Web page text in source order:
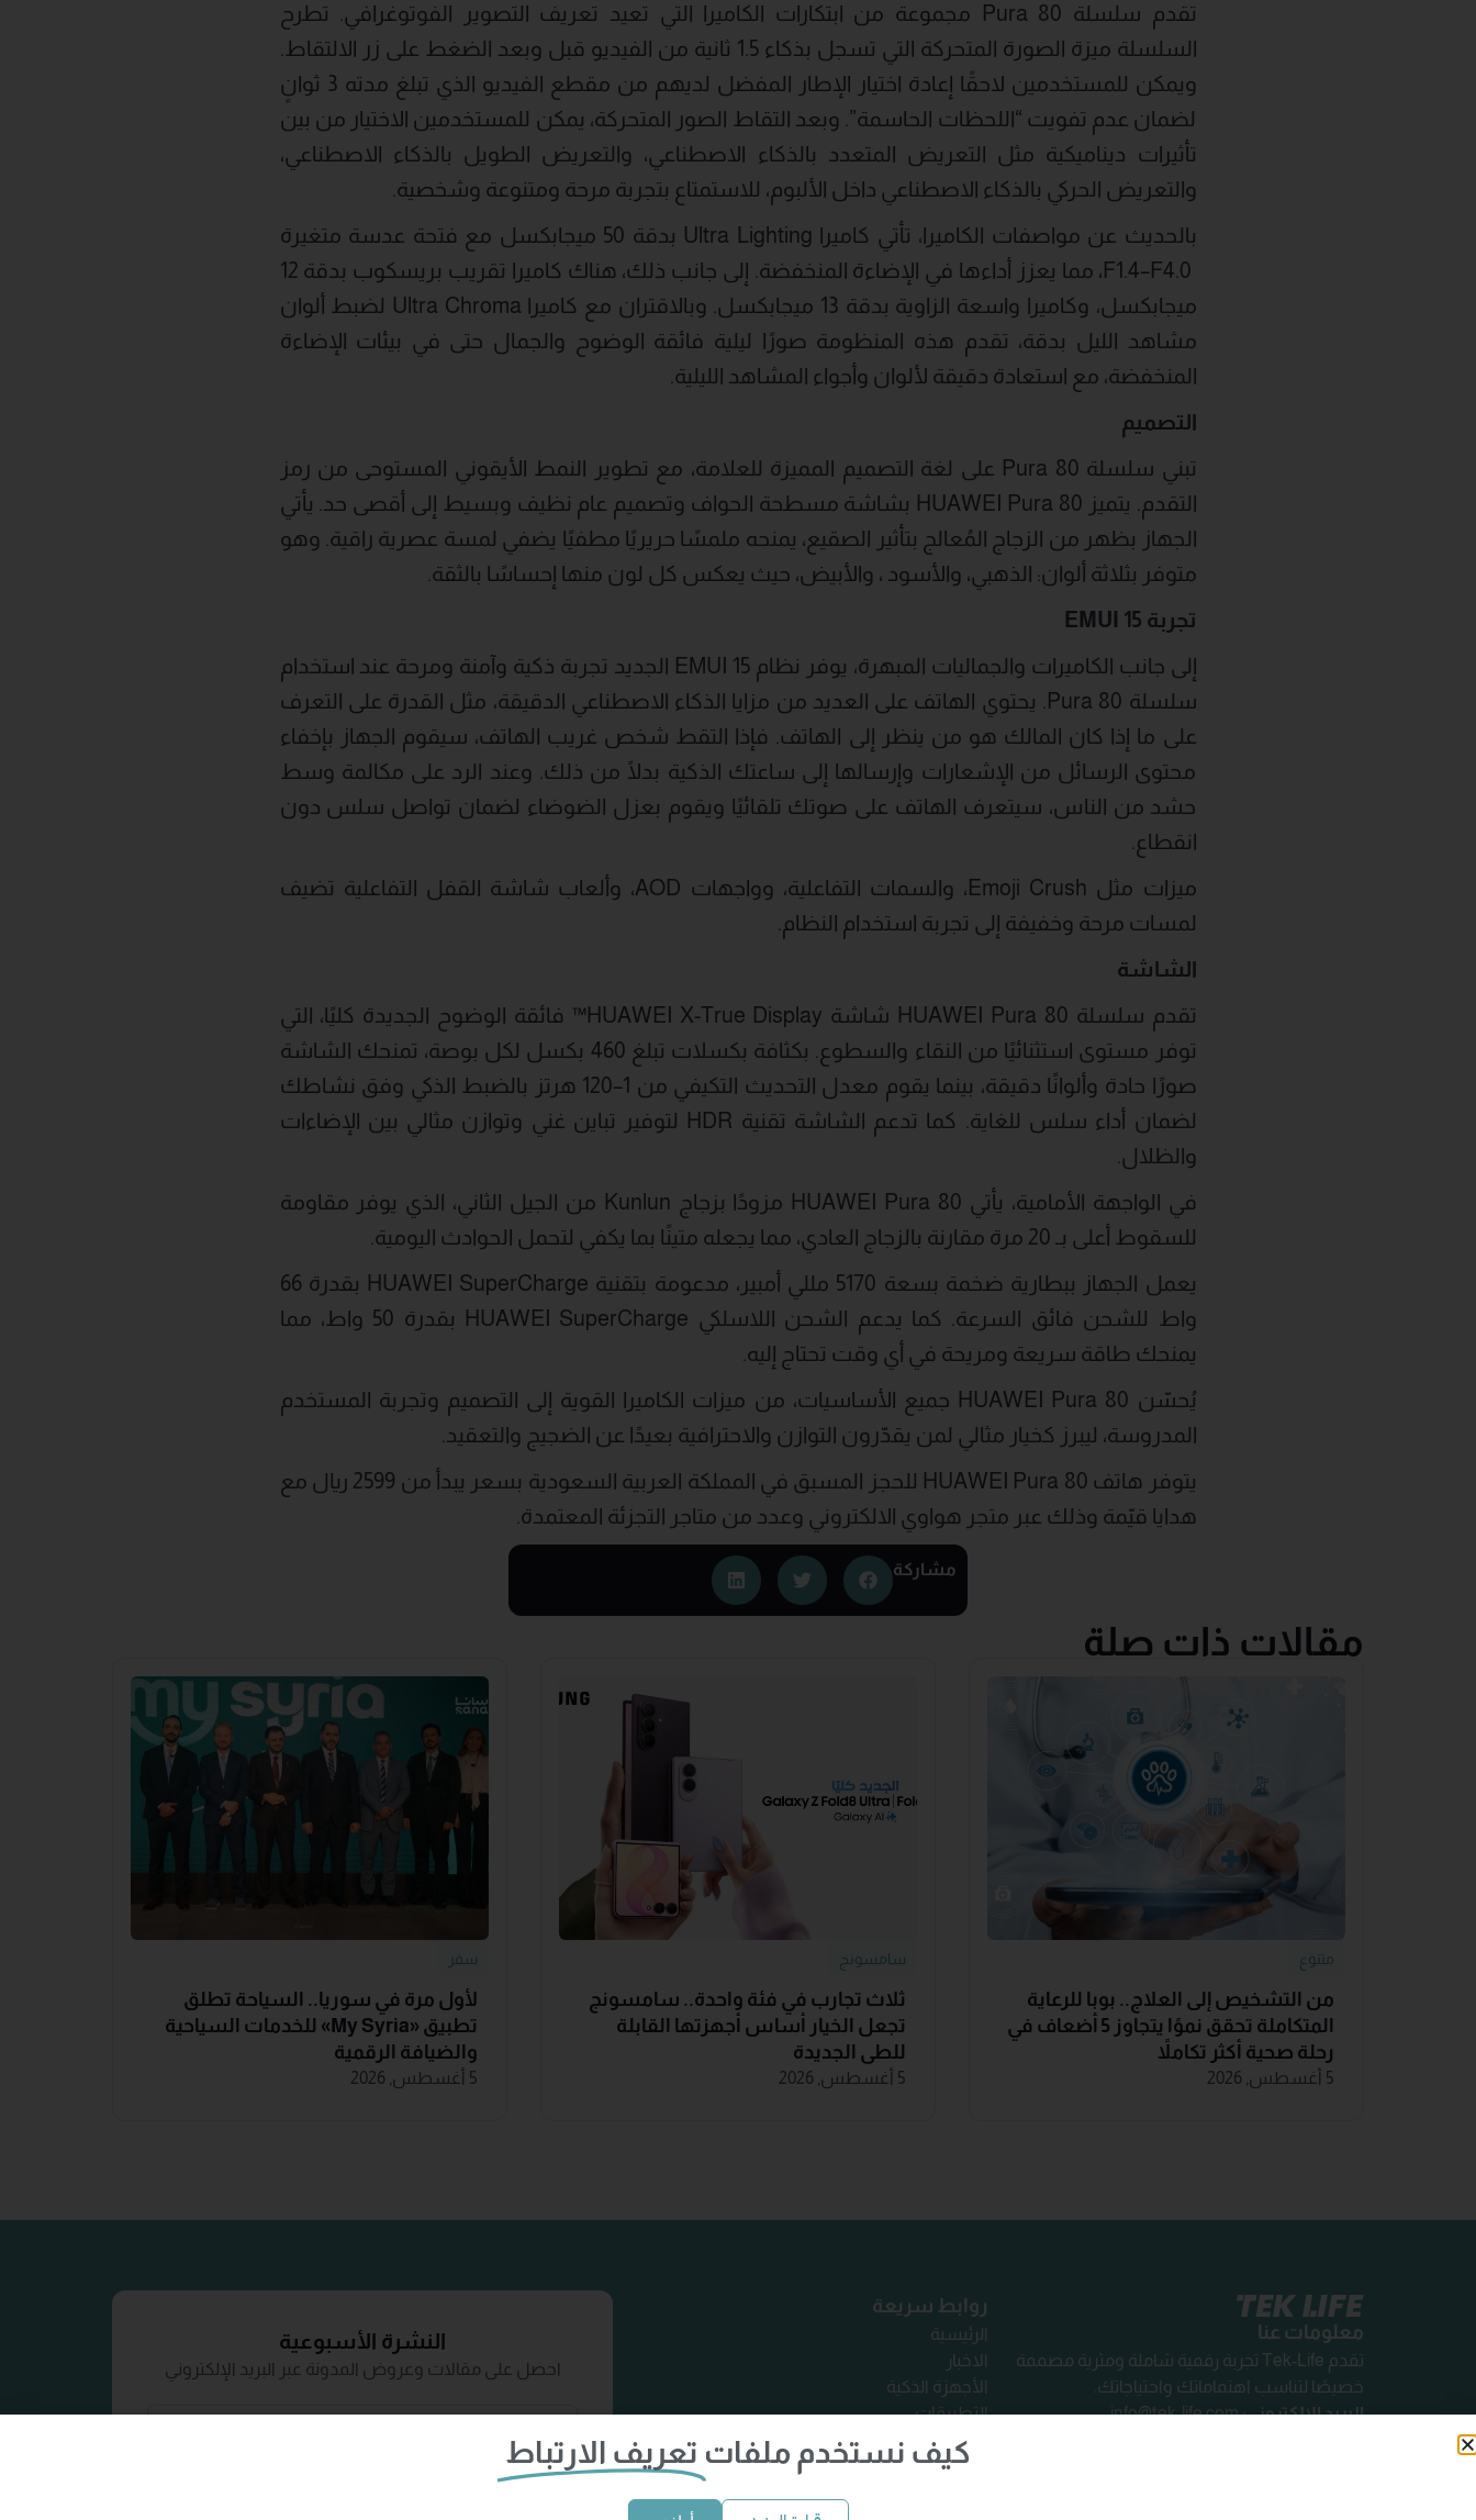
تقدم سلسلة Pura 80 مجموعة من ابتكارات الكاميرا التي تعيد تعريف التصوير الفوتوغرافي. تطرح
السلسلة ميزة الصورة المتحركة التي تسجل بذكاء 1.5 ثانية من الفيديو قبل وبعد الضغط على زر الالتقاط.
ويمكن للمستخدمين لاحقًا إعادة اختيار الإطار المفضل لديهم من مقطع الفيديو الذي تبلغ مدته 3 ثوانٍ
لضمان عدم تفويت “اللحظات الحاسمة”. وبعد التقاط الصور المتحركة، يمكن للمستخدمين الاختيار من بين
تأثيرات ديناميكية مثل التعريض المتعدد بالذكاء الاصطناعي، والتعريض الطويل بالذكاء الاصطناعي،
والتعريض الحركي بالذكاء الاصطناعي داخل الألبوم، للاستمتاع بتجربة مرحة ومتنوعة وشخصية.
بالحديث عن مواصفات الكاميرا، تأتي كاميرا Ultra Lighting بدقة 50 ميجابكسل مع فتحة عدسة متغيرة
F1.4–F4.0، مما يعزز أداءها في الإضاءة المنخفضة. إلى جانب ذلك، هناك كاميرا تقريب بريسكوب بدقة 12
ميجابكسل، وكاميرا واسعة الزاوية بدقة 13 ميجابكسل. وبالاقتران مع كاميرا Ultra Chroma لضبط ألوان
مشاهد الليل بدقة، تقدم هذه المنظومة صورًا ليلية فائقة الوضوح والجمال حتى في بيئات الإضاءة
المنخفضة، مع استعادة دقيقة لألوان وأجواء المشاهد الليلية.
التصميم
تبني سلسلة Pura 80 على لغة التصميم المميزة للعلامة، مع تطوير النمط الأيقوني المستوحى من رمز
التقدم. يتميز HUAWEI Pura 80 بشاشة مسطحة الحواف وتصميم عام نظيف وبسيط إلى أقصى حد. يأتي
الجهاز بظهر من الزجاج المُعالج بتأثير الصقيع، يمنحه ملمسًا حريريًا مطفيًا يضفي لمسة عصرية راقية. وهو
متوفر بثلاثة ألوان: الذهبي، والأسود ، والأبيض، حيث يعكس كل لون منها إحساسًا بالثقة.
تجربة EMUI 15
إلى جانب الكاميرات والجماليات المبهرة، يوفر نظام EMUI 15 الجديد تجربة ذكية وآمنة ومرحة عند استخدام
سلسلة Pura 80. يحتوي الهاتف على العديد من مزايا الذكاء الاصطناعي الدقيقة، مثل القدرة على التعرف
على ما إذا كان المالك هو من ينظر إلى الهاتف. فإذا التقط شخص غريب الهاتف، سيقوم الجهاز بإخفاء
محتوى الرسائل من الإشعارات وإرسالها إلى ساعتك الذكية بدلًا من ذلك. وعند الرد على مكالمة وسط
حشد من الناس، سيتعرف الهاتف على صوتك تلقائيًا ويقوم بعزل الضوضاء لضمان تواصل سلس دون
انقطاع.
ميزات مثل Emoji Crush، والسمات التفاعلية، وواجهات AOD، وألعاب شاشة القفل التفاعلية تضيف
لمسات مرحة وخفيفة إلى تجربة استخدام النظام.
الشاشة
تقدم سلسلة HUAWEI Pura 80 شاشة HUAWEI X-True Display™ فائقة الوضوح الجديدة كليًا، التي
توفر مستوى استثنائيًا من النقاء والسطوع. بكثافة بكسلات تبلغ 460 بكسل لكل بوصة، تمنحك الشاشة
صورًا حادة وألوانًا دقيقة، بينما يقوم معدل التحديث التكيفي من 1–120 هرتز بالضبط الذكي وفق نشاطك
لضمان أداء سلس للغاية. كما تدعم الشاشة تقنية HDR لتوفير تباين غني وتوازن مثالي بين الإضاءات
والظلال.
في الواجهة الأمامية، يأتي HUAWEI Pura 80 مزودًا بزجاج Kunlun من الجيل الثاني، الذي يوفر مقاومة
للسقوط أعلى بـ 20 مرة مقارنة بالزجاج العادي، مما يجعله متينًا بما يكفي لتحمل الحوادث اليومية.
يعمل الجهاز ببطارية ضخمة بسعة 5170 مللي أمبير، مدعومة بتقنية HUAWEI SuperCharge بقدرة 66
واط للشحن فائق السرعة. كما يدعم الشحن اللاسلكي HUAWEI SuperCharge بقدرة 50 واط، مما
يمنحك طاقة سريعة ومريحة في أي وقت تحتاج إليه.
يُحسّن HUAWEI Pura 80 جميع الأساسيات، من ميزات الكاميرا القوية إلى التصميم وتجربة المستخدم
المدروسة، ليبرز كخيار مثالي لمن يقدّرون التوازن والاحترافية بعيدًا عن الضجيج والتعقيد.
يتوفر هاتف HUAWEI Pura 80 للحجز المسبق في المملكة العربية السعودية بسعر يبدأ من 2599 ريال مع
هدايا قيّمة وذلك عبر متجر هواوي الالكتروني وعدد من متاجر التجزئة المعتمدة.
مشاركة
مقالات ذات صلة
متنوع
من التشخيص إلى العلاج.. بوبا للرعاية
المتكاملة تحقق نموًا يتجاوز 5 أضعاف في
رحلة صحية أكثر تكاملاً
5 أغسطس, 2026
سامسونج
ثلاث تجارب في فئة واحدة.. سامسونج
تجعل الخيار أساس أجهزتها القابلة
للطي الجديدة
5 أغسطس, 2026
سفر
لأول مرة في سوريا.. السياحة تطلق
تطبيق «‏My Syria‏» للخدمات السياحية
والضيافة ‏الرقمية
5 أغسطس, 2026
معلومات عنا
تقدم Tek-Life تجربة رقمية شاملة ومثرية مصممة
خصيصًا لتناسب اهتماماتك واحتياجاتك.
البريد الإلكتروني:info@tek-life.com
روابط سريعة
الرئيسية
الاخبار
الأجهزة الذكية
التطبيقات
اتصل بنا
النشرة الأسبوعية
احصل على مقالات وعروض المدونة عبر البريد الإلكتروني
كيف نستخدم ملفات تعريف الارتباط